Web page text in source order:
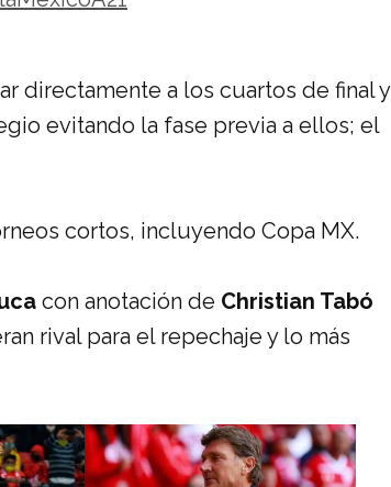
6, 2021
directamente a los cuartos de final y
evitando la fase previa a ellos; el
cortos, incluyendo Copa MX.
con anotación de Christian Tabó
rival para el repechaje y lo más